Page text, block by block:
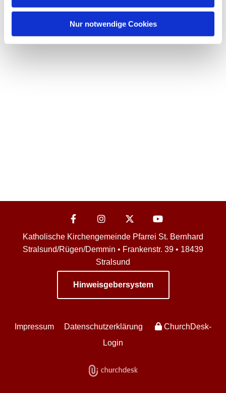
Nur notwendige Cookies
Katholische Kirchengemeinde Pfarrei St. Bernhard
Stralsund/Rügen/Demmin • Frankenstr. 39 • 18439
Stralsund
Hinweisgebersystem
Impressum Datenschutzerklärung
ChurchDesk-
Login